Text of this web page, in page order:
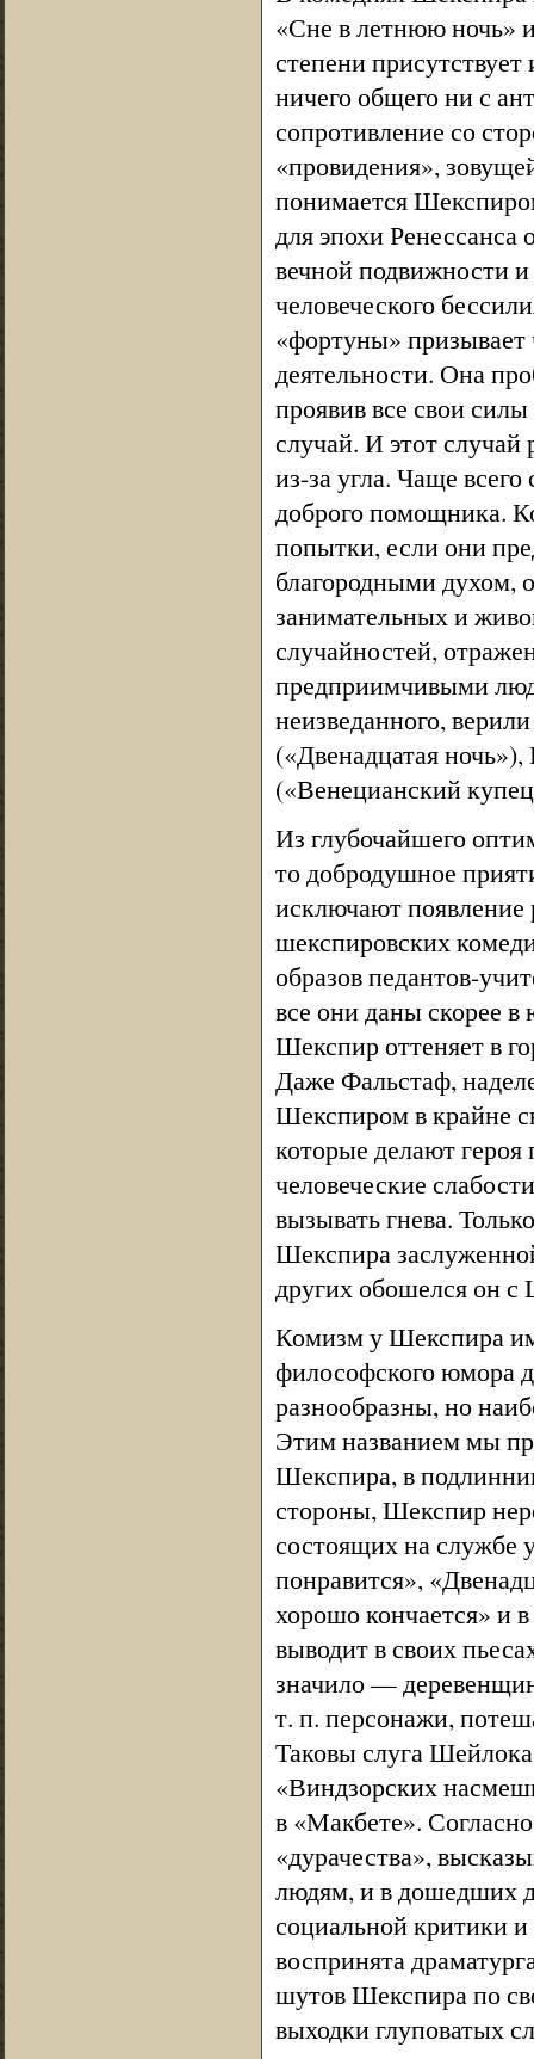
«Сне в летнюю ночь»
степени
ничего общего ни с
сопротивление со
«провидения»,
понимается
для эпохи
вечной подвижности
человеческого
«фортуны» призывает
деятельности. Она
проявив все свои
случай. И этот
из-за угла. Чаще
доброго помощника.
попытки, если они
благородными духом,
занимательных и
случайностей,
предприимчивыми
неизведанного,
(«Двенадцатая
(«Венецианский
Из глубочайшего
то добродушное
исключают появление
шекспировских
образов педантов-
все они даны скорее
Шекспир оттеняет в
Даже Фальстаф,
Шекспиром в крайне
которые делают
человеческие
вызывать гнева.
Шекспира
других обошелся он
Комизм у Шекспира
философского юмора
разнообразны, но
Этим названием мы
Шекспира, в
стороны, Шекспир
состоящих на службе
понравится»,
хорошо кончается» и
выводит в своих
значило —
т. п. персонажи,
Таковы слуга
«Виндзорских
в «Макбете».
«дурачества»,
людям, и в дошедших
социальной критики
воспринята
шутов Шекспира по
выходки глуповатых